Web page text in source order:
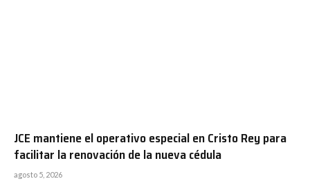
JCE mantiene el operativo especial en Cristo Rey para
facilitar la renovación de la nueva cédula
agosto 5, 2026